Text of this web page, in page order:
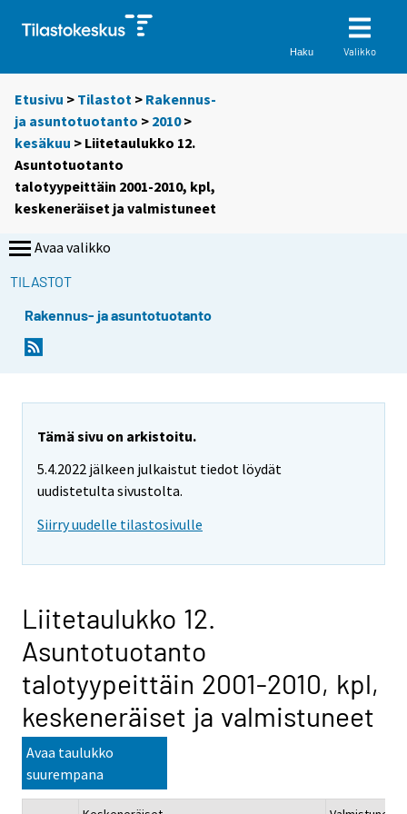
Haku Valikko
Etusivu > Tilastot > Rakennus-
ja asuntotuotanto > 2010>
kesäkuu > Liitetaulukko 12.
Asuntotuotanto
talotyypeittäin 2001-2010, kpl,
keskeneräiset ja valmistuneet
Avaa valikko
TILASTOT
Rakennus- ja asuntotuotanto
Tämä sivu on arkistoitu.
5.4.2022 jälkeen julkaistut tiedot löydät
uudistetulta sivustolta.
Siirry uudelle tilastosivulle
Liitetaulukko 12.
Asuntotuotanto
talotyypeittäin 2001-2010, kpl,
keskeneräiset ja valmistuneet
Avaa taulukko
suurempana